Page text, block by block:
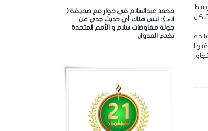
محمد عبدالسلام في حوار مع صحيفة (
لاء ) : ليس هناك أي حديث جدي عن
جولة مفاوضات سلام و الأمم المتحدة
تخدم العدوان
وسط